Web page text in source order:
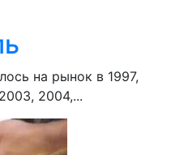
на рынок в 1997,
2004,...